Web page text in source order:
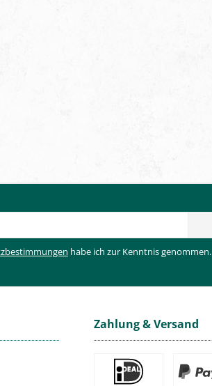
habe ich zur Kenntnis genommen.
Zahlung & Versand